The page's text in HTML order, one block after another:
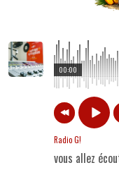
00:00
Radio G!
vous allez